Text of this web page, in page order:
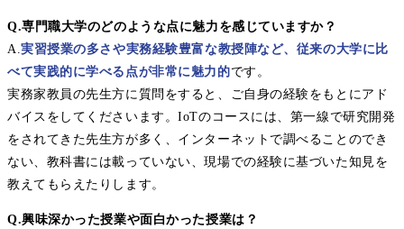
Q.専門職大学のどのような点に魅力を感じていますか？
A.実習授業の多さや実務経験豊富な教授陣など、従来の大学に比
べて実践的に学べる点が非常に魅力的です。
実務家教員の先生方に質問をすると、ご自身の経験をもとにアド
バイスをしてくださいます。IoTのコースには、第一線で研究開発
をされてきた先生方が多く、インターネットで調べることのでき
ない、教科書には載っていない、現場での経験に基づいた知見を
教えてもらえたりします。
Q.興味深かった授業や面白かった授業は？